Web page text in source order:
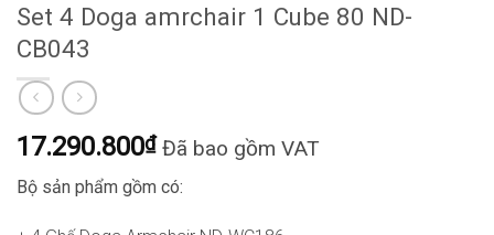
Set 4 Doga amrchair 1 Cube 80 ND-
CB043
17.290.800₫ Đã bao gồm VAT
Bộ sản phẩm gồm có: